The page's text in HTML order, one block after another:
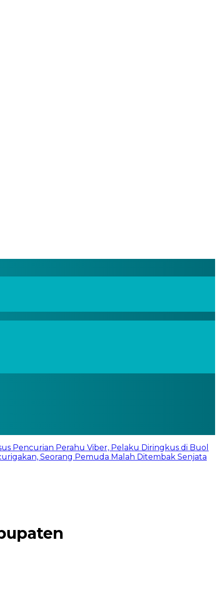
Pencurian Perahu Viber, Pelaku Diringkus di Buol
Seorang Pemuda Malah Ditembak Senjata